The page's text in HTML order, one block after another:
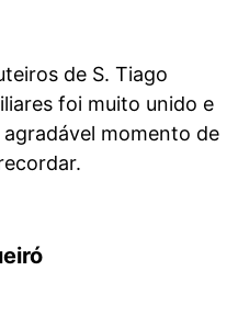
de S. Tiago
foi muito unido e
momento de